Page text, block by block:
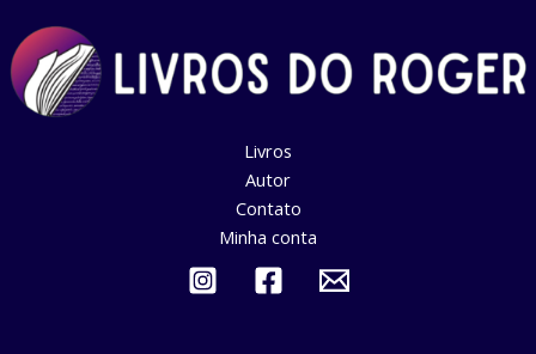
Livros
Autor
Contato
Minha conta